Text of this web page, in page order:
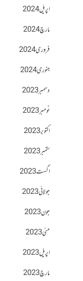
اپریل 2024
مارچ 2024
فروری 2024
جنوری 2024
دسمبر 2023
نومبر 2023
اکتوبر 2023
ستمبر 2023
اگست 2023
جولائی 2023
جون 2023
مئی 2023
اپریل 2023
مارچ 2023